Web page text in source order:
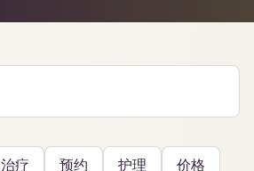
治疗 预约 护理 价格